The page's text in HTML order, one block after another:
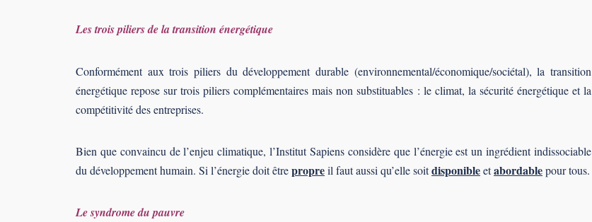
Les trois piliers de la transition énergétique
Conformément aux trois piliers du développement durable (environnemental/économique/sociétal), la transition
énergétique repose sur trois piliers complémentaires mais non substituables : le climat, la sécurité énergétique et la
compétitivité des entreprises.
Bien que convaincu de l’enjeu climatique, l’Institut Sapiens considère que l’énergie est un ingrédient indissociable
du développement humain. Si l’énergie doit êtrepropreil faut aussi qu’elle soitdisponibleetabordablepour tous.
Le syndrome du pauvre